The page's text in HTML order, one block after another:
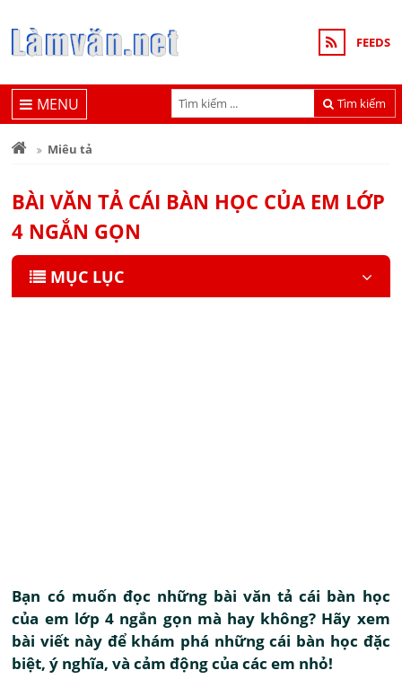
FEEDS
Tìm kiếm
MENU
Miêu tả
BÀI VĂN TẢ CÁI BÀN HỌC CỦA EM LỚP
4 NGẮN GỌN
MỤC LỤC
Bạn có muốn đọc những bài văn tả cái bàn học
của em lớp 4 ngắn gọn mà hay không? Hãy xem
bài viết này để khám phá những cái bàn học đặc
biệt, ý nghĩa, và cảm động của các em nhỏ!